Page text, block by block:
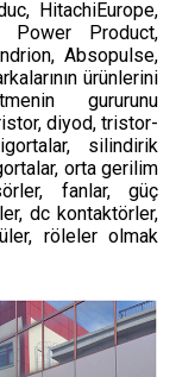
HitachiEurope,
Power Product,
Absopulse,
ürünlerini
gururunu
diyod, tristor-
silindirik
orta gerilim
fanlar, güç
dc kontaktörler,
röleler olmak